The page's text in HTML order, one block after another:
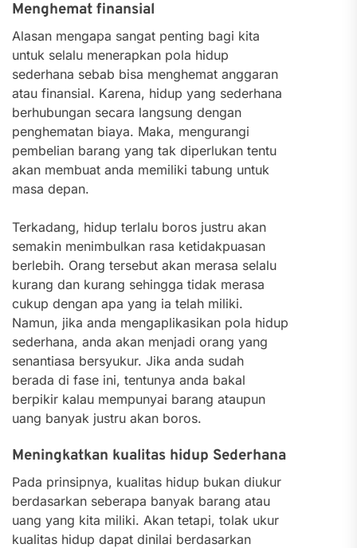
Menghemat finansial
Alasan mengapa sangat penting bagi kita
untuk selalu menerapkan pola hidup
sederhana sebab bisa menghemat anggaran
atau finansial. Karena, hidup yang sederhana
berhubungan secara langsung dengan
penghematan biaya. Maka, mengurangi
pembelian barang yang tak diperlukan tentu
akan membuat anda memiliki tabung untuk
masa depan.
Terkadang, hidup terlalu boros justru akan
semakin menimbulkan rasa ketidakpuasan
berlebih. Orang tersebut akan merasa selalu
kurang dan kurang sehingga tidak merasa
cukup dengan apa yang ia telah miliki.
Namun, jika anda mengaplikasikan pola hidup
sederhana, anda akan menjadi orang yang
senantiasa bersyukur. Jika anda sudah
berada di fase ini, tentunya anda bakal
berpikir kalau mempunyai barang ataupun
uang banyak justru akan boros.
Meningkatkan kualitas hidup Sederhana
Pada prinsipnya, kualitas hidup bukan diukur
berdasarkan seberapa banyak barang atau
uang yang kita miliki. Akan tetapi, tolak ukur
kualitas hidup dapat dinilai berdasarkan